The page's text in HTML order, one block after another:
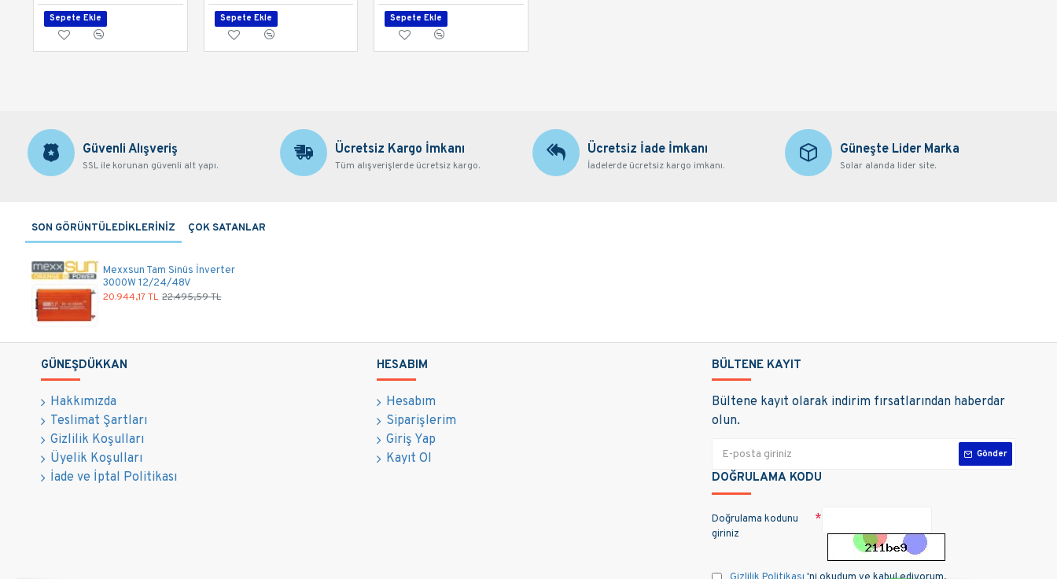
Sepete Ekle Sepete Ekle Sepete Ekle
Güvenli Alışveriş
SSL ile korunan güvenli alt yapı.
Ücretsiz Kargo İmkanı
Tüm alışverişlerde ücretsiz kargo.
Ücretsiz İade İmkanı
İadelerde ücretsiz kargo imkanı.
Güneşte Lider Marka
Solar alanda lider site.
SON GÖRÜNTÜLEDİKLERİNİZ ÇOK SATANLAR
Mexxsun Tam Sinüs İnverter
3000W 12/24/48V
20.944,17 TL 22.495,59 TL
GÜNEŞDÜKKAN
Hakkımızda
Teslimat Şartları
Gizlilik Koşulları
Üyelik Koşulları
İade ve İptal Politikası
HESABIM
Hesabım
Siparişlerim
Giriş Yap
Kayıt Ol
BÜLTENE KAYIT
Bültene kayıt olarak indirim fırsatlarından haberdar
olun.
Gönder
DOĞRULAMA KODU
Doğrulama kodunu
giriniz